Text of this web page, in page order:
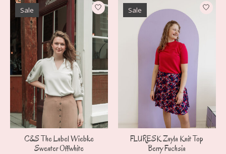
Sale
C&S The Label Wiebke
Sweater Offwhite
Sale
FLURESK Zayla Knit Top
Berry Fuchsia